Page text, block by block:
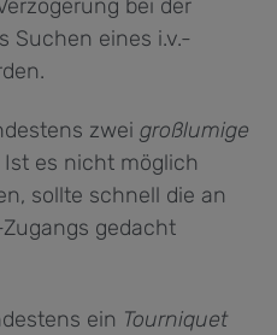
bei der
Suchen eines i.v.-
zwei großlumige
es nicht möglich
sollte schnell die an
gedacht
ein Tourniquet